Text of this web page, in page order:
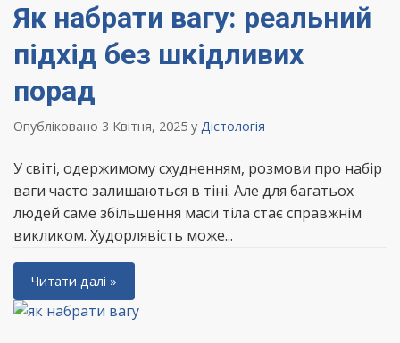
Як набрати вагу: реальний
підхід без шкідливих
порад
Опубліковано 3 Квітня, 2025 у Дієтологія
У світі, одержимому схудненням, розмови про набір
ваги часто залишаються в тіні. Але для багатьох
людей саме збільшення маси тіла стає справжнім
викликом. Худорлявість може...
Читати далі »